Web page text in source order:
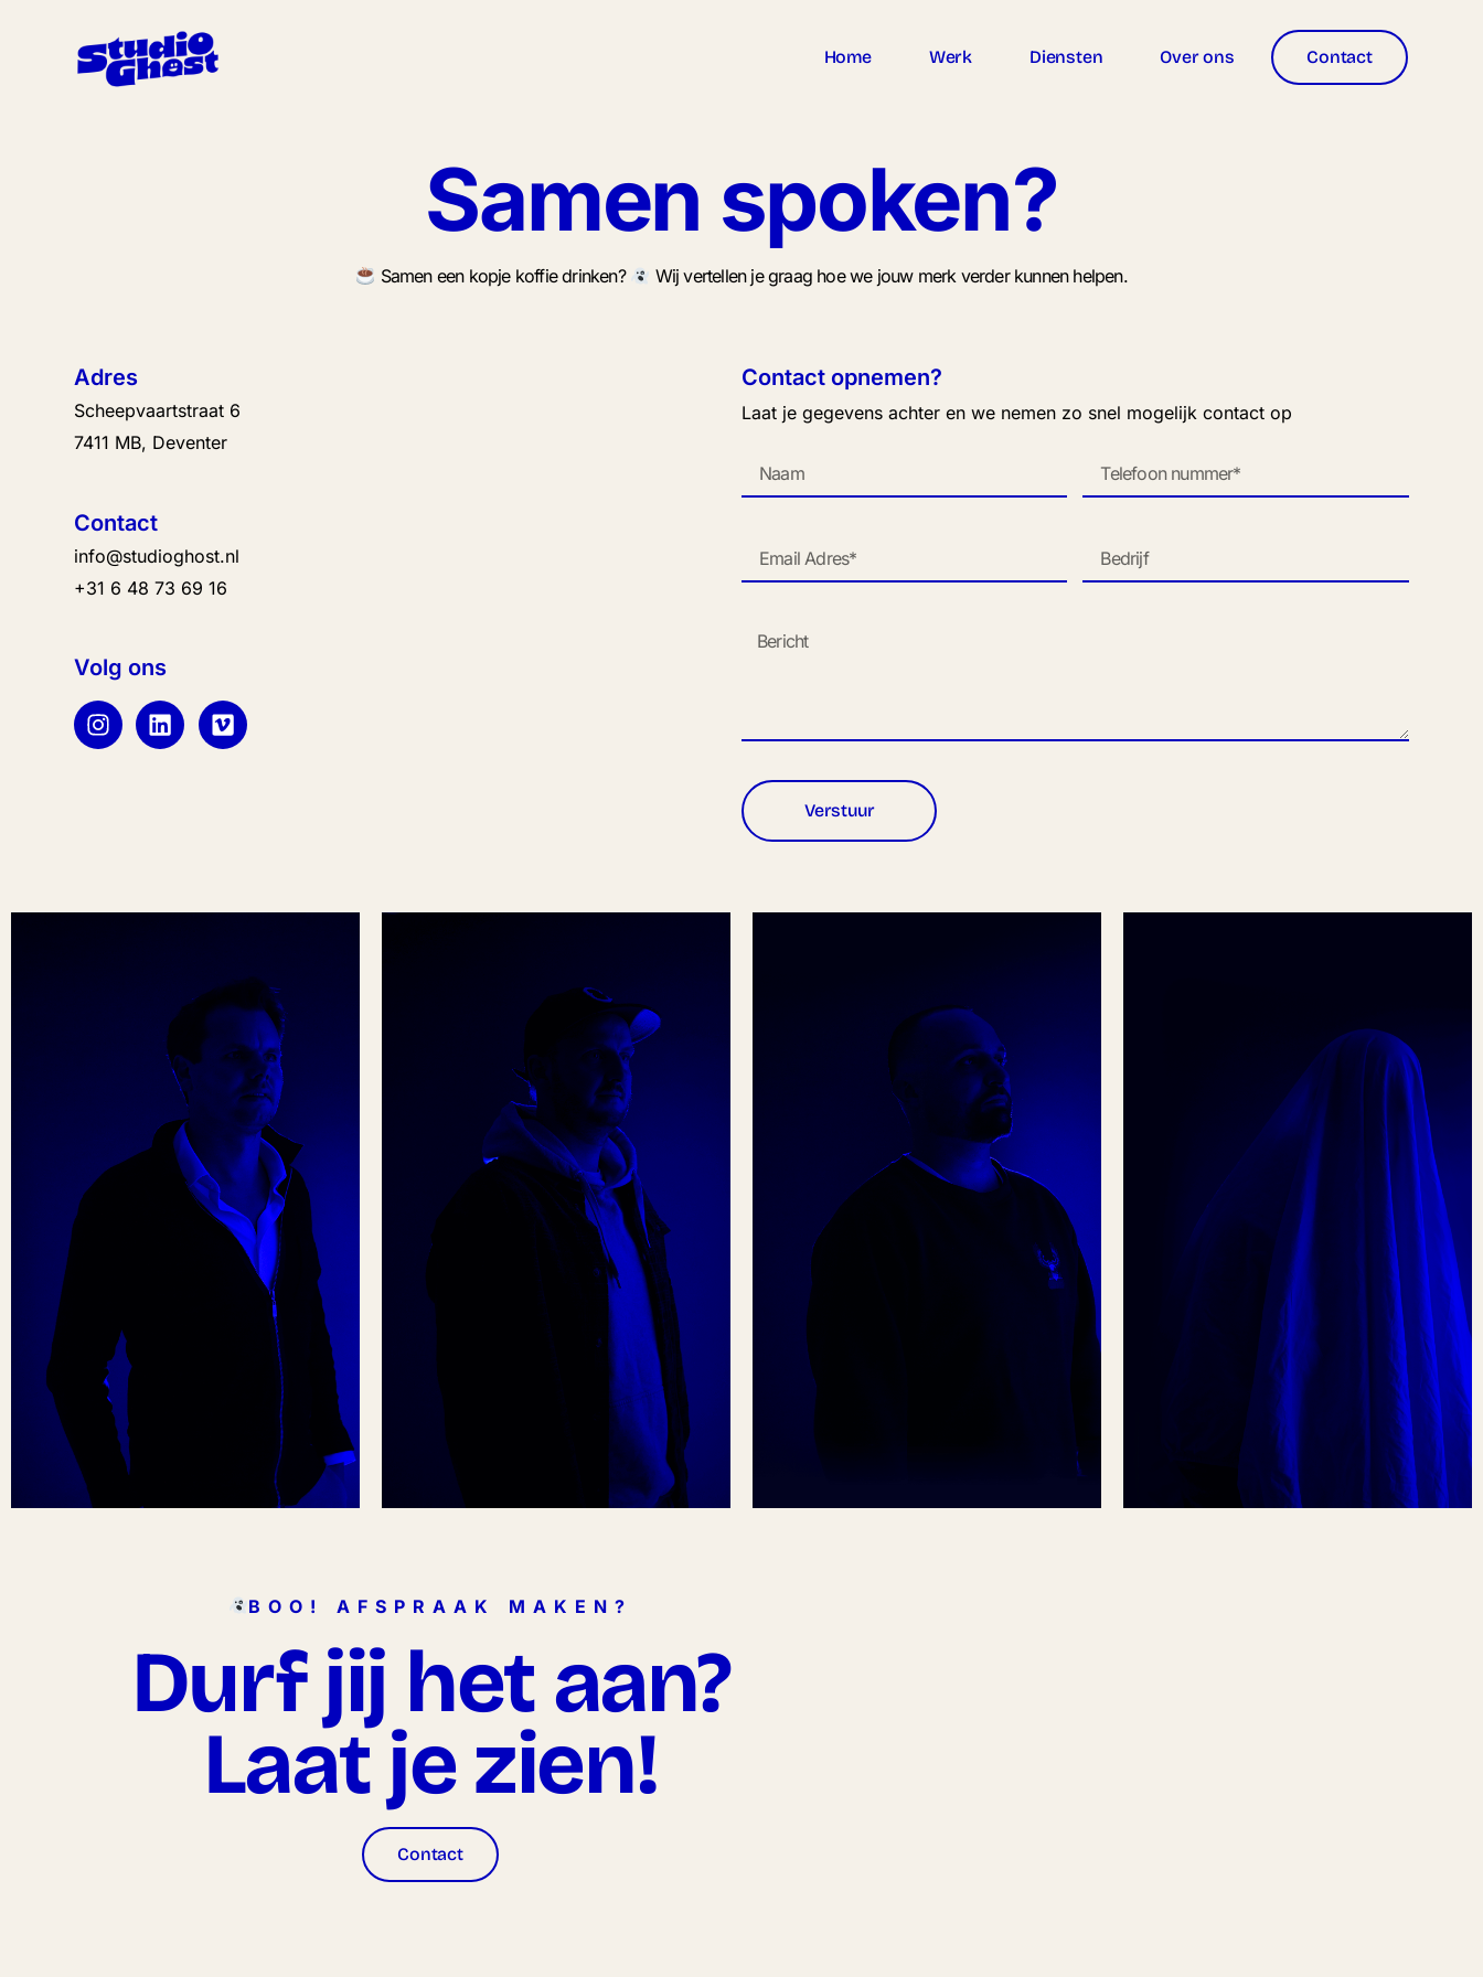
Home Werk Diensten Over ons Contact
Samen spoken?
Samen een kopje koffie drinken? Wij vertellen je graag hoe we jouw merk verder kunnen helpen.
Adres
Scheepvaartstraat 6
7411 MB, Deventer
Contact
info@studioghost.nl
+31 6 48 73 69 16
Volg ons
Contact opnemen?
Laat je gegevens achter en we nemen zo snel mogelijk contact op
Verstuur
Stan
De Jong
Concept & marketing
E-Mail
Rutger
Zandjans
Concept & grafische ontwerp
E-Mail
Sam
Golbach
Concept, video & animatie
Ghost
Writers
Fotografie, copy, online marketing,
signing & productie
BOO! AFSPRAAK MAKEN?
Durf jij het aan?
Laat je zien!
Contact